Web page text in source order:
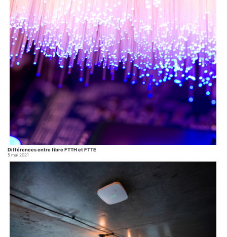
Quelles sont les aides numériques
en fonction des régions ?
25 janvier 2021
Il est nécessaire de savoir à quelles aides avons nous le droit pour la mise en place d’un
Internet radio en attendant la fibre. La fibre arrive dans nos communes et villes mais tout
le monde n’en bénéficient pas, surtout en zone rurale et zones blanches. Avec le
déploiement du télétravail, il devient urgent d’avoir […]...
Lire la suite…
Différences entre fibre FTTH et FTTE
5 mai 2021